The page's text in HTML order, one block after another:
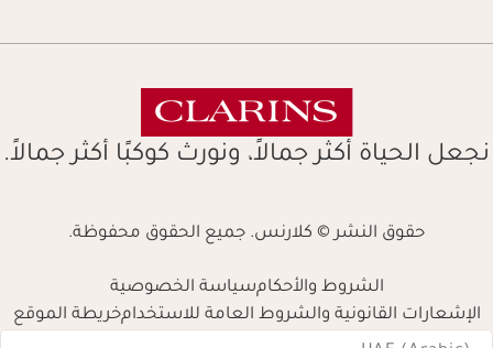
نجعل الحياة أكثر جمالاً، ونورث كوكبًا أكثر جمالاً.
حقوق النشر © كلارنس. جميع الحقوق محفوظة.
الشروط والأحكامسياسة الخصوصية
الإشعارات القانونية والشروط العامة للاستخدامخريطة الموقع